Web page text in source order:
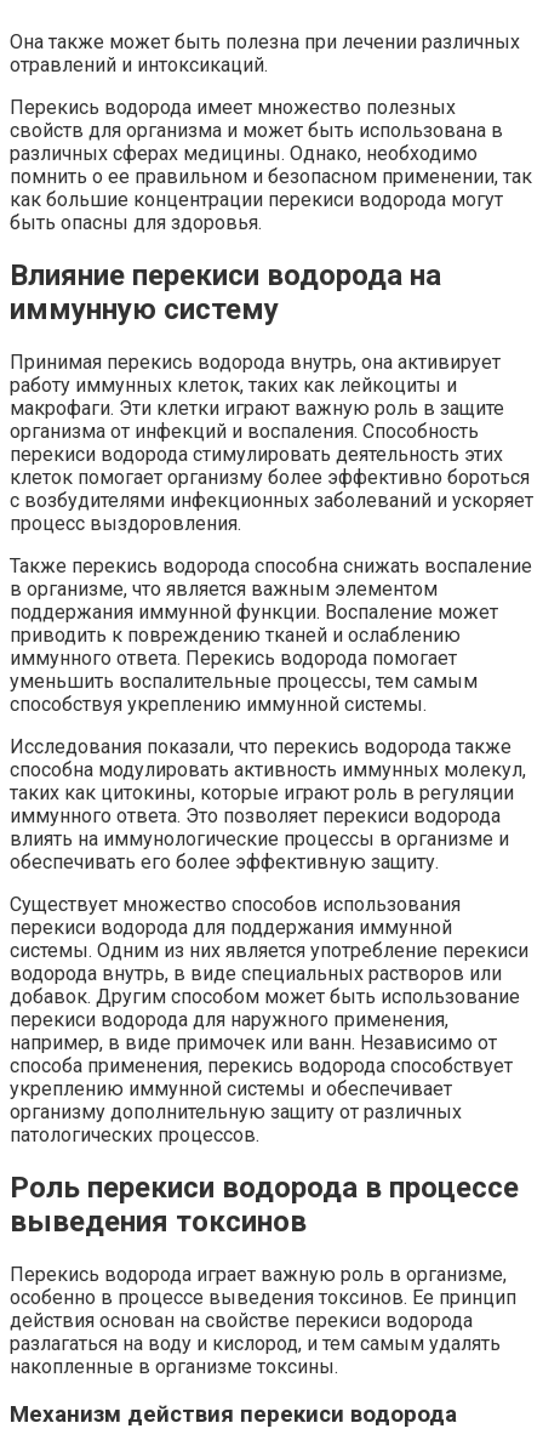
Она также может быть полезна при лечении различных
отравлений и интоксикаций.
Перекись водорода имеет множество полезных
свойств для организма и может быть использована в
различных сферах медицины. Однако, необходимо
помнить о ее правильном и безопасном применении, так
как большие концентрации перекиси водорода могут
быть опасны для здоровья.
Влияние перекиси водорода на
иммунную систему
Принимая перекись водорода внутрь, она активирует
работу иммунных клеток, таких как лейкоциты и
макрофаги. Эти клетки играют важную роль в защите
организма от инфекций и воспаления. Способность
перекиси водорода стимулировать деятельность этих
клеток помогает организму более эффективно бороться
с возбудителями инфекционных заболеваний и ускоряет
процесс выздоровления.
Также перекись водорода способна снижать воспаление
в организме, что является важным элементом
поддержания иммунной функции. Воспаление может
приводить к повреждению тканей и ослаблению
иммунного ответа. Перекись водорода помогает
уменьшить воспалительные процессы, тем самым
способствуя укреплению иммунной системы.
Исследования показали, что перекись водорода также
способна модулировать активность иммунных молекул,
таких как цитокины, которые играют роль в регуляции
иммунного ответа. Это позволяет перекиси водорода
влиять на иммунологические процессы в организме и
обеспечивать его более эффективную защиту.
Существует множество способов использования
перекиси водорода для поддержания иммунной
системы. Одним из них является употребление перекиси
водорода внутрь, в виде специальных растворов или
добавок. Другим способом может быть использование
перекиси водорода для наружного применения,
например, в виде примочек или ванн. Независимо от
способа применения, перекись водорода способствует
укреплению иммунной системы и обеспечивает
организму дополнительную защиту от различных
патологических процессов.
Роль перекиси водорода в процессе
выведения токсинов
Перекись водорода играет важную роль в организме,
особенно в процессе выведения токсинов. Ее принцип
действия основан на свойстве перекиси водорода
разлагаться на воду и кислород, и тем самым удалять
накопленные в организме токсины.
Механизм действия перекиси водорода